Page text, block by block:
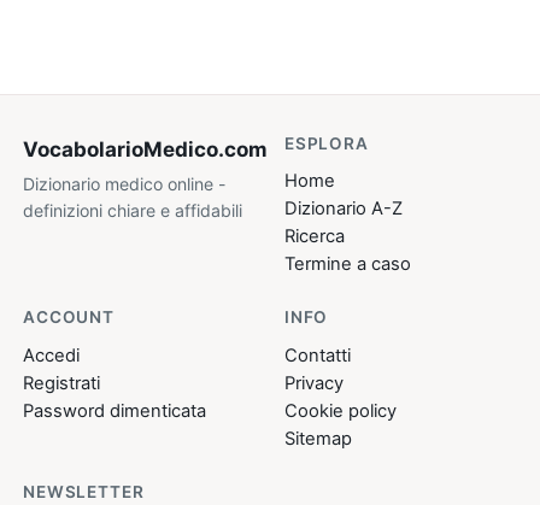
VocabolarioMedico.com
Dizionario medico online -
definizioni chiare e affidabili
ESPLORA
Home
Dizionario A-Z
Ricerca
Termine a caso
ACCOUNT
Accedi
Registrati
Password dimenticata
INFO
Contatti
Privacy
Cookie policy
Sitemap
NEWSLETTER